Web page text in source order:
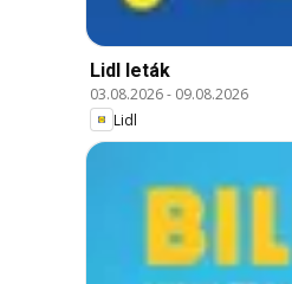
Lidl leták
03.08.2026- 09.08.2026
Lidl